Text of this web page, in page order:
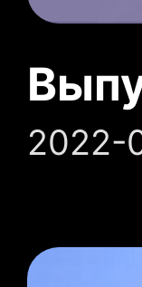
2022-